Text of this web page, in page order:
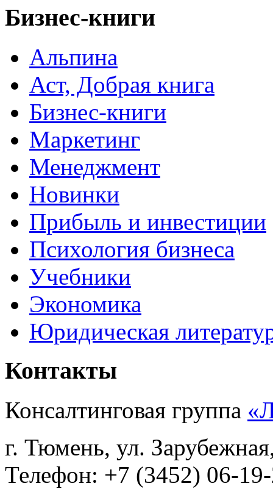
Бизнес-книги
Альпина
Аст, Добрая книга
Бизнес-книги
Маркетинг
Менеджмент
Новинки
Прибыль и инвестиции
Психология бизнеса
Учебники
Экономика
Юридическая
Контакты
Консалтинговая группа
г. Тюмень, ул.
Телефон: +7 (3452) 06-